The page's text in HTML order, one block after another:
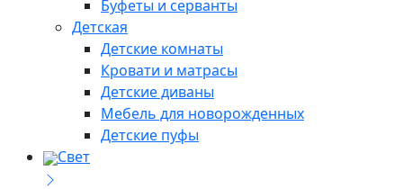
Буфеты и серванты
Детская
Детские комнаты
Кровати и матрасы
Детские диваны
Мебель для новорожденных
Детские пуфы
Свет